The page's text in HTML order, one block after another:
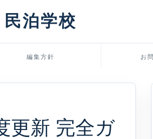
民泊学校
編集方針 お
更新 完全ガ